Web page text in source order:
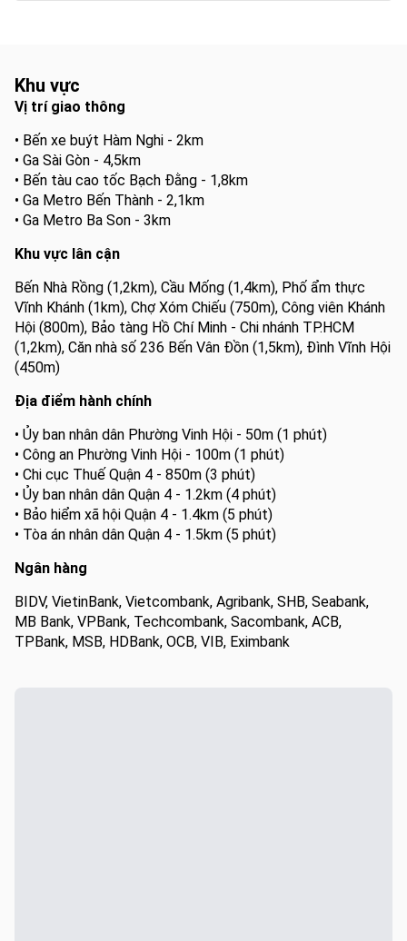
Khu vực
Vị trí giao thông
• Bến xe buýt Hàm Nghi - 2km
• Ga Sài Gòn - 4,5km
• Bến tàu cao tốc Bạch Đằng - 1,8km
• Ga Metro Bến Thành - 2,1km
• Ga Metro Ba Son - 3km
Khu vực lân cận
Bến Nhà Rồng (1,2km), Cầu Mống (1,4km), Phố ẩm thực
Vĩnh Khánh (1km), Chợ Xóm Chiếu (750m), Công viên Khánh
Hội (800m), Bảo tàng Hồ Chí Minh - Chi nhánh TP.HCM
(1,2km), Căn nhà số 236 Bến Vân Đồn (1,5km), Đình Vĩnh Hội
(450m)
Địa điểm hành chính
• Ủy ban nhân dân Phường Vinh Hội - 50m (1 phút)
• Công an Phường Vinh Hội - 100m (1 phút)
• Chi cục Thuế Quận 4 - 850m (3 phút)
• Ủy ban nhân dân Quận 4 - 1.2km (4 phút)
• Bảo hiểm xã hội Quận 4 - 1.4km (5 phút)
• Tòa án nhân dân Quận 4 - 1.5km (5 phút)
Ngân hàng
BIDV, VietinBank, Vietcombank, Agribank, SHB, Seabank,
MB Bank, VPBank, Techcombank, Sacombank, ACB,
TPBank, MSB, HDBank, OCB, VIB, Eximbank